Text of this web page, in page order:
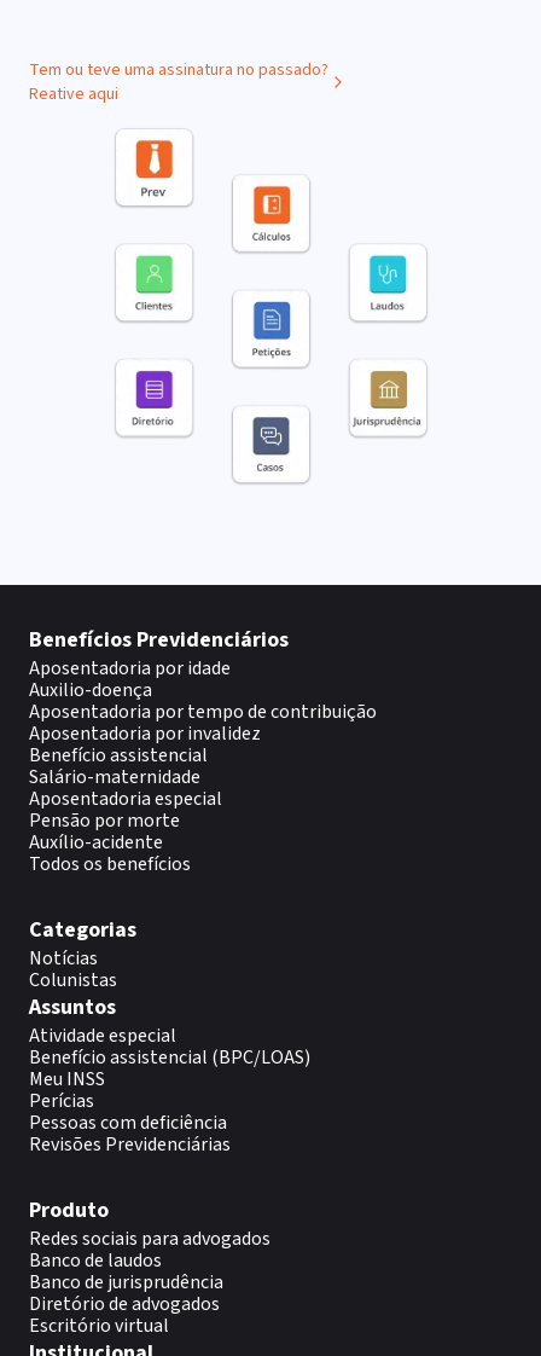
Tem ou teve uma assinatura no passado?
Reative aqui
Benefícios Previdenciários
Aposentadoria por idade
Auxilio-doença
Aposentadoria por tempo de contribuição
Aposentadoria por invalidez
Benefício assistencial
Salário-maternidade
Aposentadoria especial
Pensão por morte
Auxílio-acidente
Todos os benefícios
Categorias
Notícias
Colunistas
Assuntos
Atividade especial
Benefício assistencial (BPC/LOAS)
Meu INSS
Perícias
Pessoas com deficiência
Revisões Previdenciárias
Produto
Redes sociais para advogados
Banco de laudos
Banco de jurisprudência
Diretório de advogados
Escritório virtual